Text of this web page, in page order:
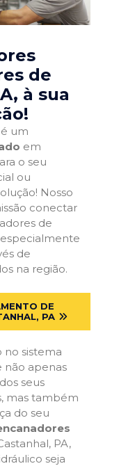
de
, à sua
um
em
o seu
ou
Nosso
conectar
de
de
na região.
DE
PA
sistema
não apenas
seus
mas também
do seu
PA,
seja